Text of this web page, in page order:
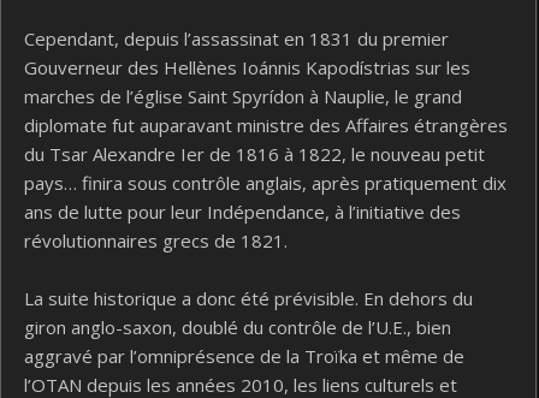
Cependant, depuis l’assassinat en 1831 du premier
Gouverneur des Hellènes Ioánnis Kapodístrias sur les
marches de l’église Saint Spyrídon à Nauplie, le grand
diplomate fut auparavant ministre des Affaires étrangères
du Tsar Alexandre Ier de 1816 à 1822, le nouveau petit
pays… finira sous contrôle anglais, après pratiquement dix
ans de lutte pour leur Indépendance, à l’initiative des
révolutionnaires grecs de 1821.
La suite historique a donc été prévisible. En dehors du
giron anglo-saxon, doublé du contrôle de l’U.E., bien
aggravé par l’omniprésence de la Troïka et même de
l’OTAN depuis les années 2010, les liens culturels et